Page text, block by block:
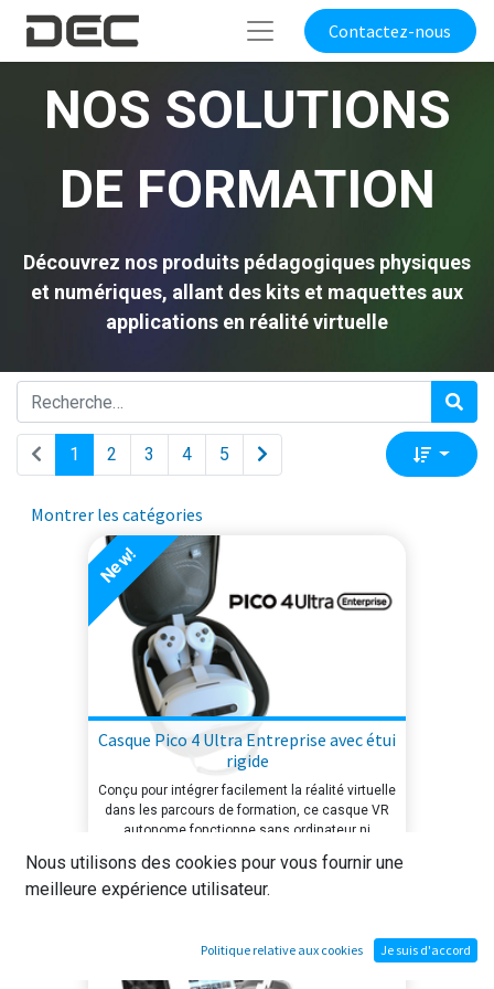
Contactez-nous
NOS SOLUTIONS
DE FORMATION
Découvrez nos produits pédagogiques physiques
et numériques, allant des kits et maquettes aux
applications en réalité virtuelle
1 2 3 4 5
Montrer les catégories
Casque Pico 4 Ultra Entreprise avec étui
rigide
Conçu pour intégrer facilement la réalité virtuelle
dans les parcours de formation, ce casque VR
autonome fonctionne sans ordinateur ni
rigide tout le matériel nécessaire pour lancer
rapidement une activité immersive, en salle de
New!
New!
Nous utilisons des cookies pour vous fournir une
meilleure expérience utilisateur.
Politique relative aux cookies Je suis d'accord